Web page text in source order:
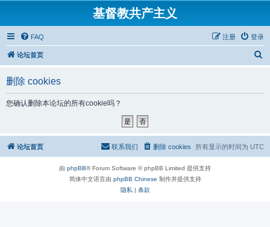
基督教共产主义
FAQ 登录
注册
论坛首页
删除 cookies
您确认删除本论坛的所有cookie吗？
论坛首页 所有显示的时间为 UTC
删除 cookies
联系我们
由 phpBB® Forum Software © phpBB Limited 提供支持
简体中文语言由 phpBB Chinese 制作并提供支持
隐私 | 条款